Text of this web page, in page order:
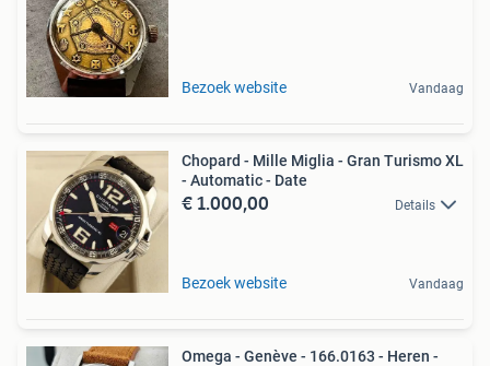
Bezoek website Vandaag
Chopard - Mille Miglia - Gran Turismo XL
- Automatic - Date
€ 1.000,00 Details
Bezoek website Vandaag
Omega - Genève - 166.0163 - Heren -